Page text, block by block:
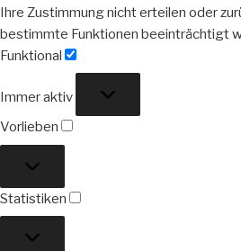
Ihre Zustimmung nicht erteilen oder
bestimmte Funktionen beeinträchtigt
Funktional
Immer aktiv
Vorlieben
Statistiken